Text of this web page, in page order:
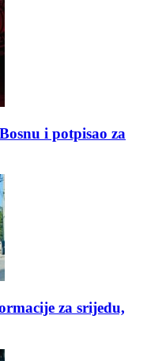
i potpisao za
za srijedu,